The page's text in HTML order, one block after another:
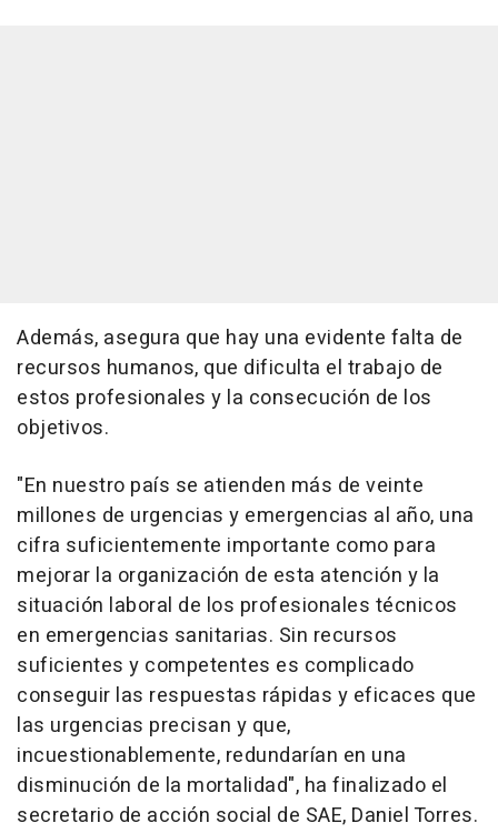
Además, asegura que hay una evidente falta de
recursos humanos, que dificulta el trabajo de
estos profesionales y la consecución de los
objetivos.
"En nuestro país se atienden más de veinte
millones de urgencias y emergencias al año, una
cifra suficientemente importante como para
mejorar la organización de esta atención y la
situación laboral de los profesionales técnicos
en emergencias sanitarias. Sin recursos
suficientes y competentes es complicado
conseguir las respuestas rápidas y eficaces que
las urgencias precisan y que,
incuestionablemente, redundarían en una
disminución de la mortalidad", ha finalizado el
secretario de acción social de SAE, Daniel Torres.